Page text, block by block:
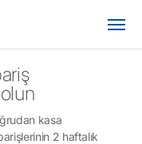
kasa
2 haftalık